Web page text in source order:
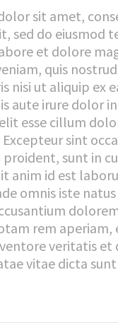
sit amet,
sed do eiusmod
et dolore
quis
nisi ut aliquip ex
aute irure dolor
esse cillum
sint
sunt in
anim id est
omnis iste
rem aperiam,
veritatis et
vitae dicta